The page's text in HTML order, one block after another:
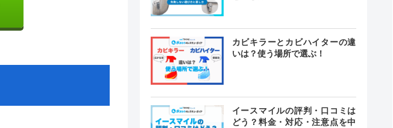
カビキラーとカビハイターの違
いは？使う場所で選ぶ！
イースマイルの評判・口コミは
どう？料金・対応・注意点を中